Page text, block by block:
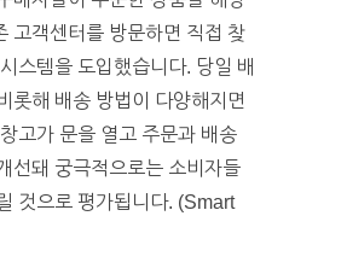
고객센터를 방문하면 직접 찾
스템을 도입했습니다. 당일 배
롯해 배송 방법이 다양해지면
고가 문을 열고 주문과 배송
선돼 궁극적으로는 소비자들
것으로 평가됩니다. (Smart